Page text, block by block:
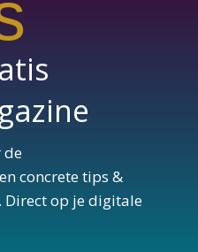
de
concrete tips &
op je digitale